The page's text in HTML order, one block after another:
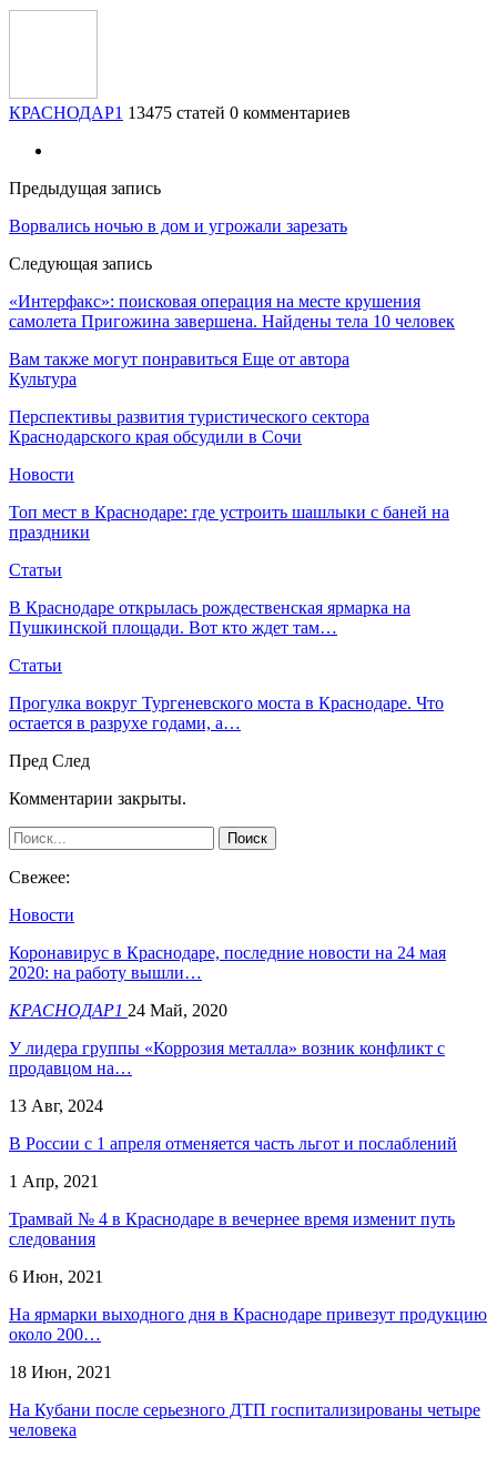
КРАСНОДАР1 13475 статей 0 комментариев
Предыдущая запись
Ворвались ночью в дом и угрожали зарезать
Следующая запись
«Интерфакс»: поисковая операция на месте крушения
самолета Пригожина завершена. Найдены тела 10 человек
Вам также могут понравиться Еще от автора
Культура
Перспективы развития туристического сектора
Краснодарского края обсудили в Сочи
Новости
Топ мест в Краснодаре: где устроить шашлыки с баней на
праздники
Статьи
В Краснодаре открылась рождественская ярмарка на
Пушкинской площади. Вот кто ждет там…
Статьи
Прогулка вокруг Тургеневского моста в Краснодаре. Что
остается в разрухе годами, а…
Пред След
Комментарии закрыты.
Свежее:
Новости
Коронавирус в Краснодаре, последние новости на 24 мая
2020: на работу вышли…
КРАСНОДАР1 24 Май, 2020
У лидера группы «Коррозия металла» возник конфликт с
продавцом на…
13 Авг, 2024
В России с 1 апреля отменяется часть льгот и послаблений
1 Апр, 2021
Трамвай № 4 в Краснодаре в вечернее время изменит путь
следования
6 Июн, 2021
На ярмарки выходного дня в Краснодаре привезут продукцию
около 200…
18 Июн, 2021
На Кубани после серьезного ДТП госпитализированы четыре
человека